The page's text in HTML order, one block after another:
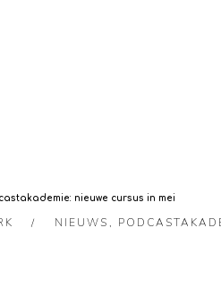
nieuwe cursus in mei
NIEUWS ,